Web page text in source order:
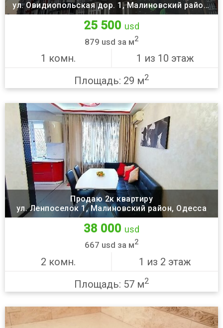
ул. Овидиопольская дор. 1, Малиновский район,
Одесса
25 500 usd
879 usd за м2
1 комн.
1 из 10 этаж
Площадь: 29 м2
Продаю 2к квартиру
ул. Ленпоселок 1, Малиновский район, Одесса
38 000 usd
667 usd за м2
2 комн.
1 из 2 этаж
Площадь: 57 м2